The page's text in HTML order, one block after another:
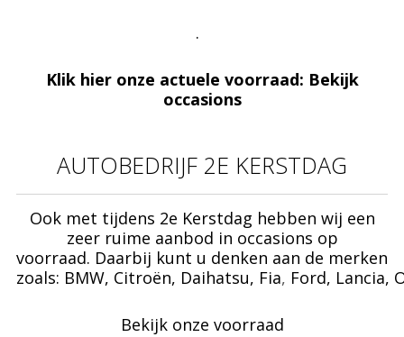
.
Klik hieronze actuele voorraad: Bekijk
occasions
AUTOBEDRIJF 2E KERSTDAG
Ook met tijdens 2e Kerstdag hebben wij een
zeer ruime aanbod in occasions op
voorraad. Daarbij kunt u denken aan de merken
zoals: BMW, Citroën, Daihatsu, Fia, Ford, Lancia,
Bekijk onze voorraad